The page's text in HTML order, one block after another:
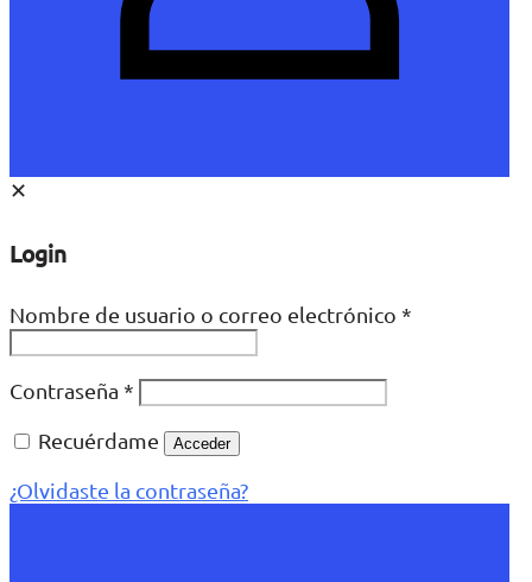
✕
Login
Nombre de usuario o correo electrónico *
Contraseña *
Recuérdame
Acceder
¿Olvidaste la contraseña?